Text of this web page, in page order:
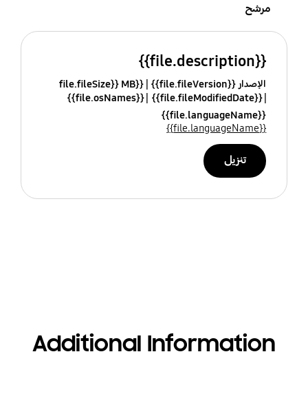
مرشح
{{file.description}}
الإصدار {{file.fileVersion}}
{{file.fileSize}} MB
{{file.fileModifiedDate}}
{{file.osNames}}
{{file.languageName}}
{{file.languageName}}
تنزيل
Additional Information